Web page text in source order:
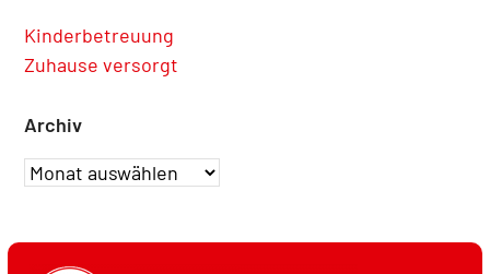
Kinderbetreuung
Zuhause versorgt
Archiv
Archiv